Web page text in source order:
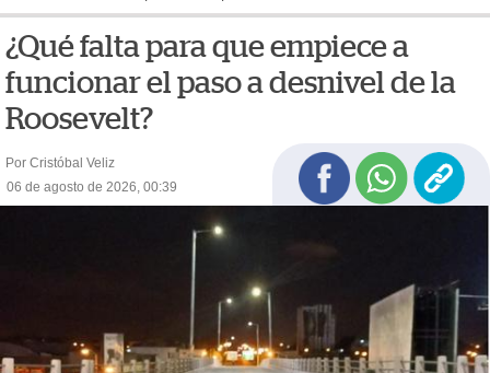
¿Qué falta para que empiece a
funcionar el paso a desnivel de la
Roosevelt?
Por Cristóbal Veliz
06 de agosto de 2026, 00:39